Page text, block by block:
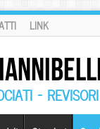
LINK
–